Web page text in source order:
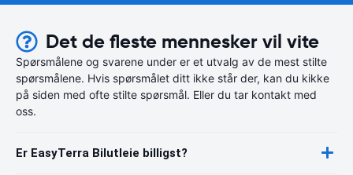
Det de fleste mennesker vil vite
Spørsmålene og svarene under er et utvalg av de mest stilte
spørsmålene. Hvis spørsmålet ditt ikke står der, kan du kikke
på siden med ofte stilte spørsmål. Eller du tar kontakt med
oss.
Er EasyTerra Bilutleie billigst?